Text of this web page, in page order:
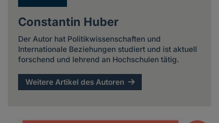
Constantin Huber
Der Autor hat Politikwissenschaften und
Internationale Beziehungen studiert und ist aktuell
forschend und lehrend an Hochschulen tätig.
Weitere Artikel des Autoren